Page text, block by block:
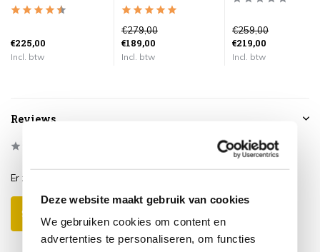
Deze website maakt gebruik van cookies
We gebruiken cookies om content en
advertenties te personaliseren, om functies
€225,00
Incl. btw
€279,00
€189,00
Incl. btw
€259,00
€219,00
Incl. btw
Reviews
Er zijn nog geen reviews geschreven over dit product..
Schrijf je eigen review